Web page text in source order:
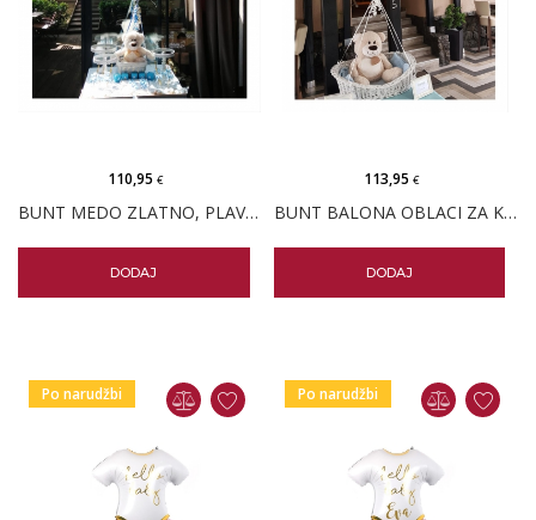
BUNT MEDO ZLATNO, PLAVO, BIJELO
110,95€
DODAJ
BUNT BALONA OBLACI ZA KOŠARU S MEDVJEDIĆEM
113,95 €
DODAJ
Po narudžbi Po narudžbi